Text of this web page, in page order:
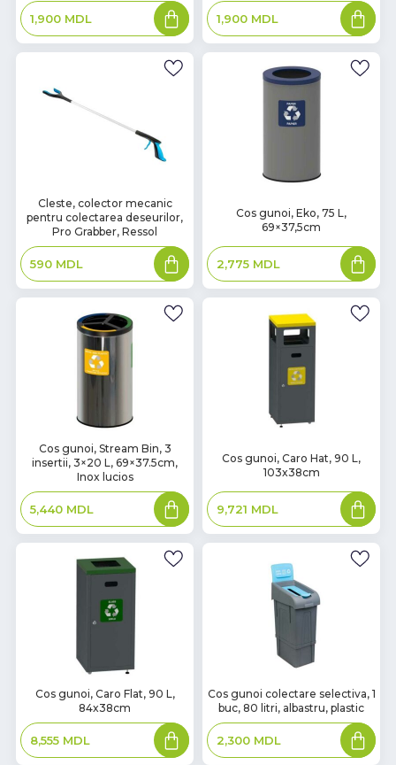
1,900 MDL
Adaugă
în
coș
1,900 MDL
Adaugă
în
coș
наличии
Cleste, colector mecanic
pentru colectarea deseurilor,
Pro Grabber, Ressol
590 MDL
Adaugă
în
coș
Cos gunoi, Eko, 75 L,
69×37,5cm
2,775 MDL
Adaugă
în
coș
наличии
Cos gunoi, Stream Bin, 3
insertii, 3×20 L, 69×37.5cm,
Inox lucios
5,440 MDL
Adaugă
în
coș
Cos gunoi, Caro Hat, 90 L,
103x38cm
9,721 MDL
Adaugă
în
coș
Cos gunoi, Caro Flat, 90 L,
84x38cm
8,555 MDL
Adaugă
în
coș
В
наличии
Cos gunoi colectare selectiva, 1
buc, 80 litri, albastru, plastic
2,300 MDL
Adaugă
în
coș